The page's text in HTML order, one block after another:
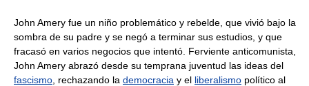
John Amery fue un niño problemático y rebelde, que vivió bajo la
sombra de su padre y se negó a terminar sus estudios, y que
fracasó en varios negocios que intentó. Ferviente anticomunista,
John Amery abrazó desde su temprana juventud las ideas del
fascismo , rechazando la democracia y el liberalismo político al